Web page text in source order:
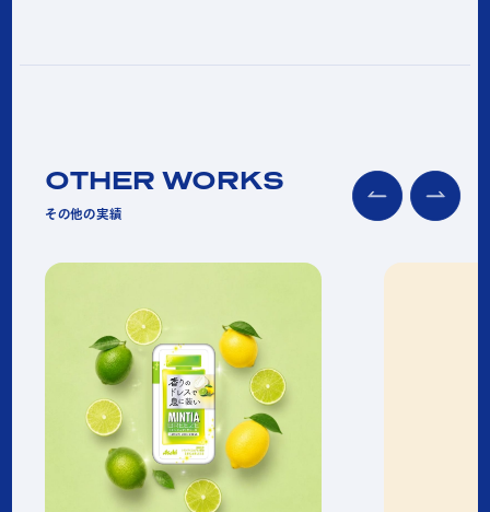
OTHER WORKS
その他の実績